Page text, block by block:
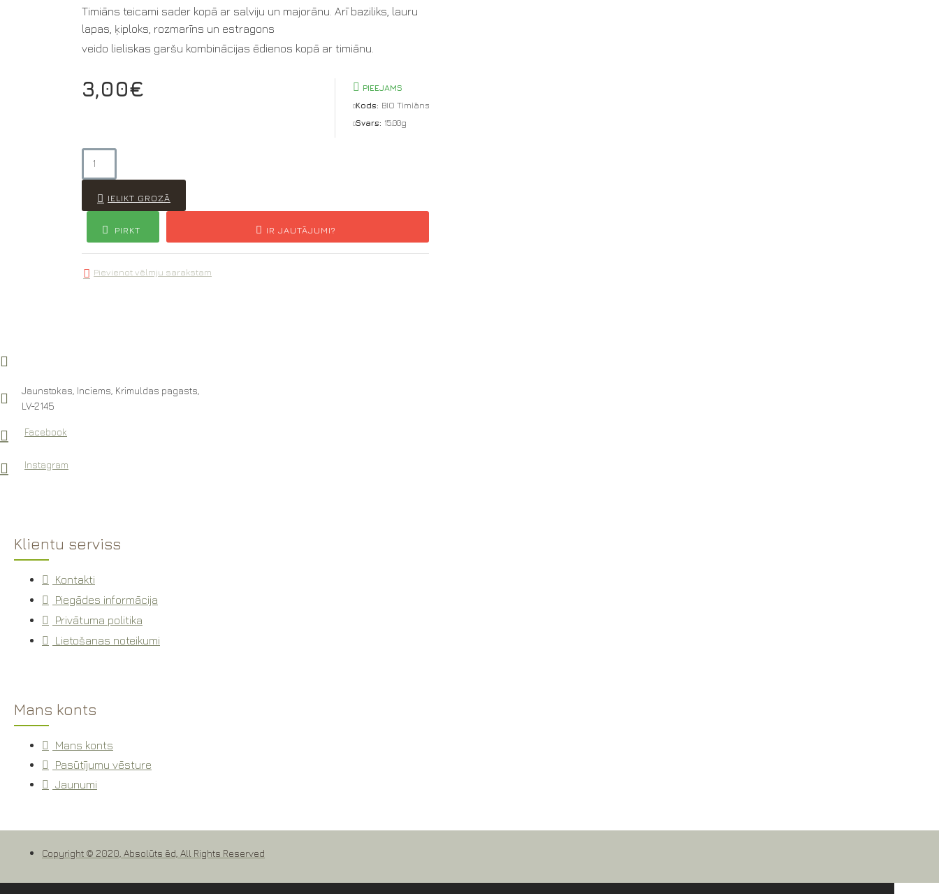
Timiāns teicami sader kopā ar salviju un majorānu. Arī baziliks, lauru
lapas, ķiploks, rozmarīns un estragons
veido lieliskas garšu kombinācijas ēdienos kopā ar timiānu.
3,00€
PIEEJAMS
Kods: BIO Timiāns
Svars: 15.00g
IELIKT GROZĀ
PIRKT IR JAUTĀJUMI?
Pievienot vēlmju sarakstam
Jaunstokas, Inciems, Krimuldas pagasts,
LV-2145
Facebook
Instagram
Klientu serviss
Kontakti
Piegādes informācija
Privātuma politika
Lietošanas noteikumi
Mans konts
Mans konts
Pasūtījumu vēsture
Jaunumi
Copyright © 2020, Absolūts ēd, All Rights Reserved